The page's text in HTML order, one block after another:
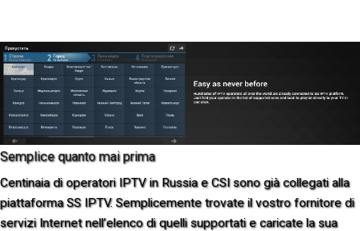
Semplice quanto mai prima
Centinaia di operatori IPTV in Russia e CSI sono già collegati alla
piattaforma SS IPTV. Semplicemente trovate il vostro fornitore di
servizi Internet nell’elenco di quelli supportati e caricate la sua